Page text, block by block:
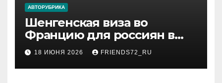
АВТОРУБРИКА
Шенгенская виза во
Францию для россиян в
2026 году: сроки от 3 дней
и список необходимых
документов
18 ИЮНЯ 2026 FRIENDS72_RU